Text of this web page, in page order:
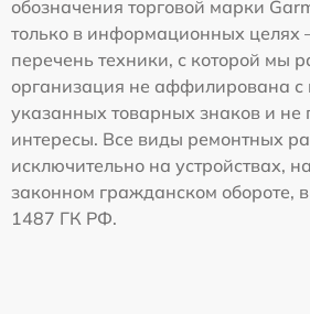
обозначения торговой марки
только в информационных целях
перечень техники, с которой мы
организация не аффилирована с
указанных товарных знаков и не
интересы. Все виды ремонтных
исключительно на устройствах,
законном гражданском обороте, в
1487 ГК РФ.